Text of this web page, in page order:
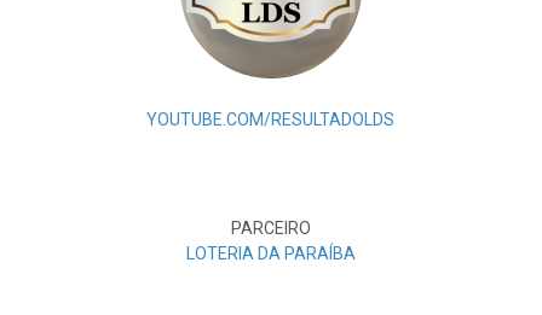
YOUTUBE.COM/RESULTADOLDS
PARCEIRO
LOTERIA DA PARAÍBA